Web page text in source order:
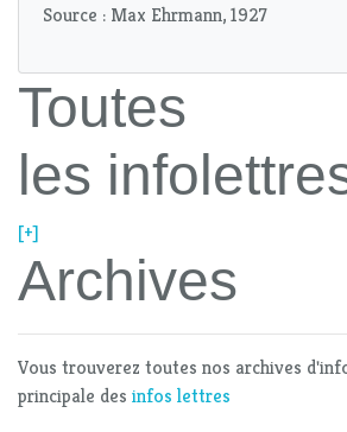
Source : Max Ehrmann, 1927
Toutes
les
[+]
Archives
Vous trouverez toutes nos archives
principale des infos lettres